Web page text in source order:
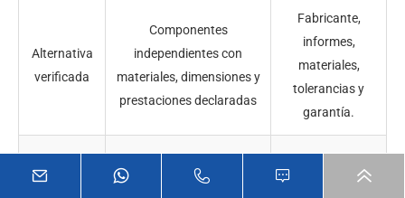
Alternativa
verificada
Componentes
independientes con
materiales, dimensiones y
prestaciones declaradas
Fabricante,
informes,
materiales,
tolerancias y
garantía.
Componentes de terceros
Dimensiones,
materiales,